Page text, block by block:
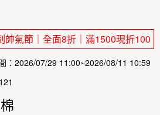
氣節｜全面8折｜滿1500現折100
：2026/07/29 11:00~2026/08/11 10:59